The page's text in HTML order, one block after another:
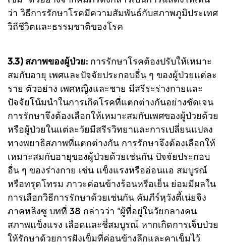
ว่า วิธีการรักษาโรคมีความสัมพันธ์กับสภาพภูมิประเทศ
วิถีชีวิตและธรรมชาติของโรค
3.3) สภาพของผู้ป่วย: การรักษาโรคต้องปรับให้เหมาะ
สมกับอายุ เพศและปัจจัยประกอบอื่น ๆ ของผู้ป่วยแต่ละ
ราย ตัวอย่าง เพศหญิงและชาย มีสรีระร่างกายและ
ปัจจัยโน้มนำในการเกิดโรคที่แตกต่างกันอย่างชัดเจน
การรักษาจึงต้องเลือกให้เหมาะสมกับเพศของผู้ป่วยด้วย
หรือผู้ป่วยในแต่ละวัยมีสรีรวิทยาและการเปลี่ยนแปลง
ทางพยาธิสภาพที่แตกต่างกัน การรักษาจึงต้องเลือกให้
เหมาะสมกับอายุของผู้ป่วยด้วยเช่นกัน ปัจจัยประกอบ
อื่น ๆ ของร่างกาย เช่น แข็งแรงหรืออ่อนแอ สมบูรณ์
หรือทรุดโทรม ภาวะค่อนข้างร้อนหรือเย็น ย่อมมีผลใน
การเลือกวิธีการรักษาด้วยเช่นกัน คัมภีร์หฺวังตี้เน่ยจิง
ภาคหลิงซู บทที่ 38 กล่าวว่า “ผู้ที่อยู่ในวัยกลางคน
สภาพแข็งแรง เลือดและชี่สมบูรณ์ หากเกิดการเจ็บป่วย
ให้รักษาด้วยการฝังเข็มที่ค่อนข้างลึกและคาเข็มไว้